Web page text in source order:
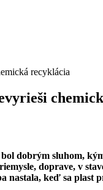
recyklácia
dobrým sluhom,
doprave, v
keď sa plast